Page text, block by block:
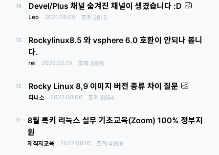
14 Devel/Plus 채널 숨겨진 채널이 생겼습니다 :D
Leo 2021.08.05 조회 2613
13
Rockylinux8.5 와 vsphere 6.0 호환이 안되나 봅니
다.
rei 2022.05.19 조회 3895
12 Rocky Linux 8,9 이미지 버전 종류 차이 질문
타나소 2022.08.06 조회 8554
11
8월 록키 리눅스 실무 기초교육(Zoom) 100% 정부지
원
재직자교육 2022.08.16 조회 4906